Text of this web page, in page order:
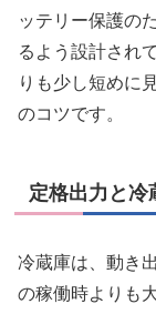
ッテリー保護の
るよう設計され
りも少し短めに
のコツです。
定格出力と冷
冷蔵庫は、動き
の稼働時よりも